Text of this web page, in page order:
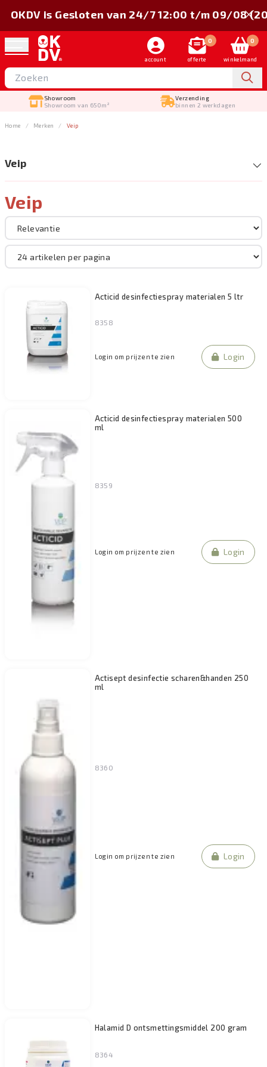
account
0
offerte
0
winkelmand
Showroom
Showroom van 650m²
Verzending
binnen 2 werkdagen
OKDV is Gesloten van 24/7 12:00 t/m 09/08
Home Merken Veip
Veip
Veip
Acticid desinfectiespray materialen 5 ltr
8358
Login om prijzen te zien Login
Acticid desinfectiespray materialen 500
ml
8359
Login om prijzen te zien Login
Actisept desinfectie scharen&handen 250
ml
8360
Login om prijzen te zien Login
Halamid D ontsmettingsmiddel 200 gram
8364